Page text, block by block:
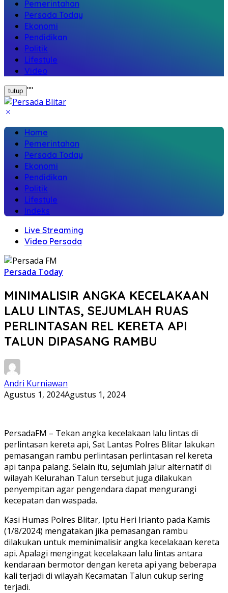
Pemerintahan
Persada Today
Ekonomi
Pendidikan
Politik
Lifestyle
Video
tutup ""
Home
Pemerintahan
Persada Today
Ekonomi
Pendidikan
Politik
Lifestyle
Indeks
Live Streaming
Video Persada
Persada Today
MINIMALISIR ANGKA KECELAKAAN
LALU LINTAS, SEJUMLAH RUAS
PERLINTASAN REL KERETA API
TALUN DIPASANG RAMBU
Andri Kurniawan
Agustus 1, 2024Agustus 1, 2024
PersadaFM – Tekan angka kecelakaan lalu lintas di
perlintasan kereta api, Sat Lantas Polres Blitar lakukan
pemasangan rambu perlintasan perlintasan rel kereta
api tanpa palang. Selain itu, sejumlah jalur alternatif di
wilayah Kelurahan Talun tersebut juga dilakukan
penyempitan agar pengendara dapat mengurangi
kecepatan dan waspada.
Kasi Humas Polres Blitar, Iptu Heri Irianto pada Kamis
(1/8/2024) mengatakan jika pemasangan rambu
dilakukan untuk meminimalisir angka kecelakaan kereta
api. Apalagi mengingat kecelakaan lalu lintas antara
kendaraan bermotor dengan kereta api yang beberapa
kali terjadi di wilayah Kecamatan Talun cukup sering
terjadi.